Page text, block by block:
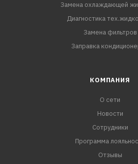
Замена охлаждающей
Диагностика
Замена фильтров
Заправка
КОМПАНИЯ
О сети
Новости
Сотрудники
Программа
Отзывы